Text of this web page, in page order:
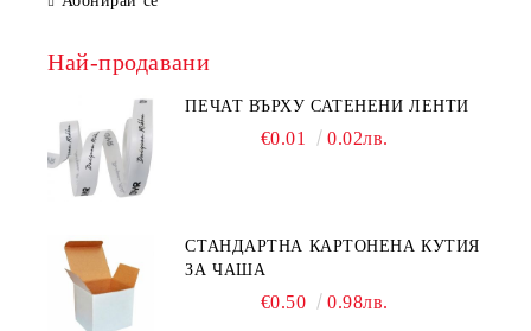
Най-продавани
ПЕЧАТ ВЪРХУ САТЕНЕНИ ЛЕНТИ
€0.01 0.02лв.
СТАНДАРТНА КАРТОНЕНА КУТИЯ
ЗА ЧАША
€0.50 0.98лв.